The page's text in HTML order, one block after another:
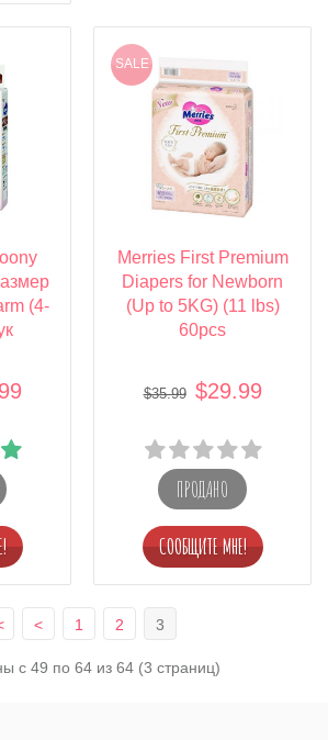
(4-
SALE
Merries First Premium
Diapers for Newborn
(Up to 5KG) (11 lbs)
60pcs
$35.99 $29.99
ПРОДАНО
< 1 2 3
с 49 по 64 из 64 (3 страниц)